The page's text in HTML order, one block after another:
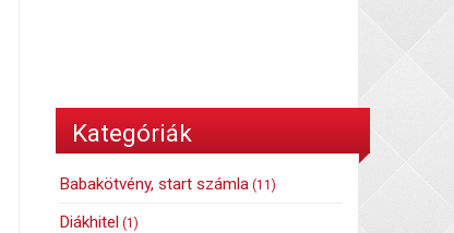
Kategóriák
Babakötvény, start számla (11)
Diákhitel (1)